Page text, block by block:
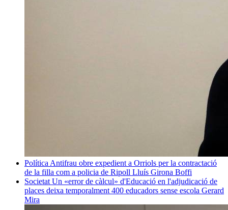
Política Antifrau obre expedient a Orriols per la contractació
de la filla com a policia de Ripoll Lluís Girona Boffi
Societat Un «error de càlcul» d'Educació en l'adjudicació de
places deixa temporalment 400 educadors sense escola Gerard
Mira